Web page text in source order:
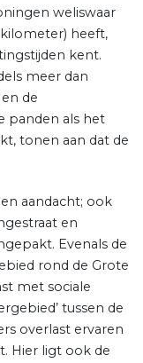
weliswaar
heeft,
kent.
meer dan
de
panden als het
tonen aan dat de
aandacht; ook
en
Evenals de
rond de Grote
met sociale
tussen de
overlast ervaren
Hier ligt ook de